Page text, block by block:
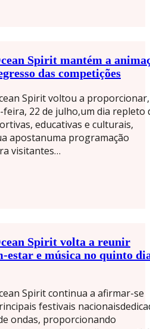
Spirit mantém a
das competições
Spirit voltou a
feira, 22 de julho,um dia repleto
educativas e culturais,
apostanuma programação
visitantes…
Spirit volta a reunir
estar e música no quinto
Spirit continua a afirmar-se
festivais
ondas, proporcionando